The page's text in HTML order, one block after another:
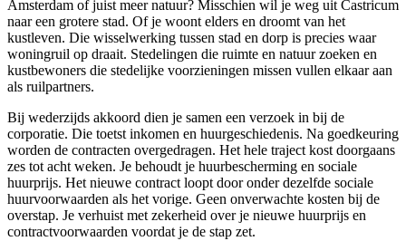
Amsterdam of juist meer natuur? Misschien wil je weg uit Castricum
naar een grotere stad. Of je woont elders en droomt van het
kustleven. Die wisselwerking tussen stad en dorp is precies waar
woningruil op draait. Stedelingen die ruimte en natuur zoeken en
kustbewoners die stedelijke voorzieningen missen vullen elkaar aan
als ruilpartners.
Bij wederzijds akkoord dien je samen een verzoek in bij de
corporatie. Die toetst inkomen en huurgeschiedenis. Na goedkeuring
worden de contracten overgedragen. Het hele traject kost doorgaans
zes tot acht weken. Je behoudt je huurbescherming en sociale
huurprijs. Het nieuwe contract loopt door onder dezelfde sociale
huurvoorwaarden als het vorige. Geen onverwachte kosten bij de
overstap. Je verhuist met zekerheid over je nieuwe huurprijs en
contractvoorwaarden voordat je de stap zet.